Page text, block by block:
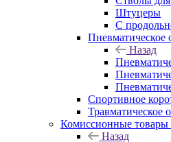
Штуцеры
С
Пневматическое
Назад
Спортивное
Комиссионные товары
Назад